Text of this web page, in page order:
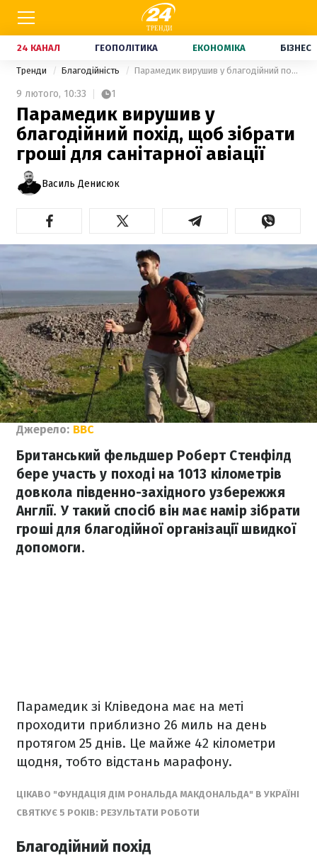
24 КАНАЛ ГЕОПОЛІТИКА ЕКОНОМІКА БІЗНЕС
Тренди Благодійність Парамедик вирушив у благодійний похід, щоб зібрати гроші для санітарної авіації
9 лютого, 10:33 1
Парамедик вирушив у
благодійний похід, щоб зібрати
гроші для санітарної авіації
Василь Денисюк
Джерело: BBC
Британський фельдшер Роберт Стенфілд
бере участь у поході на 1013 кілометрів
довкола південно-західного узбережжя
Англії. У такий спосіб він має намір зібрати
гроші для благодійної організації швидкої
допомоги.
Парамедик зі Кліведона має на меті
проходити приблизно 26 миль на день
протягом 25 днів. Це майже 42 кілометри
щодня, тобто відстань марафону.
ЦІКАВО "ФУНДАЦІЯ ДІМ РОНАЛЬДА МАКДОНАЛЬДА" В УКРАЇНІ
СВЯТКУЄ 5 РОКІВ: РЕЗУЛЬТАТИ РОБОТИ
Благодійний похід